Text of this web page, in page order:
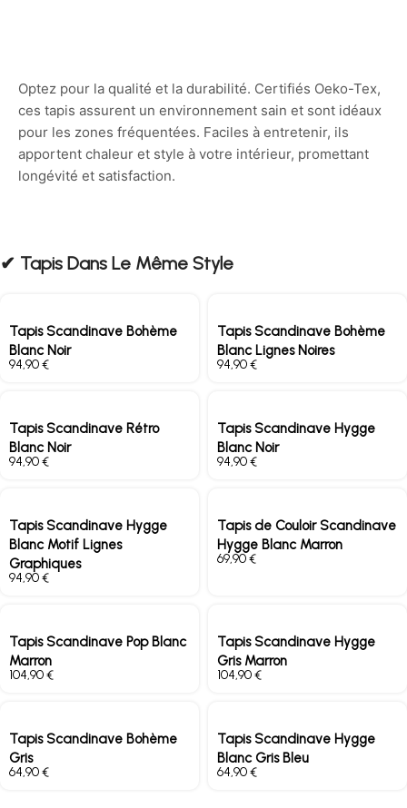
Optez pour la qualité et la durabilité. Certifiés Oeko-Tex,
ces tapis assurent un environnement sain et sont idéaux
pour les zones fréquentées. Faciles à entretenir, ils
apportent chaleur et style à votre intérieur, promettant
longévité et satisfaction.
✔︎ Tapis Dans Le Même Style
Tapis Scandinave Bohème
Blanc Noir
€
Tapis Scandinave Bohème
Blanc Lignes Noires
€
Tapis Scandinave Rétro
Blanc Noir
€
Tapis Scandinave Hygge
Blanc Noir
€
Tapis Scandinave Hygge
Blanc Motif Lignes
Graphiques
€
Tapis de Couloir Scandinave
Hygge Blanc Marron
€
Tapis Scandinave Pop Blanc
Marron
€
Tapis Scandinave Hygge
Gris Marron
€
Tapis Scandinave Bohème
Gris
€
Tapis Scandinave Hygge
Blanc Gris Bleu
€